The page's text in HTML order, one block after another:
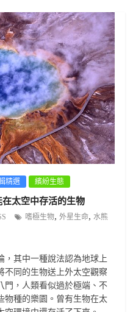
精選 繽紛生態
太空中存活的生物
嗜極生物,外星生命, 水熊
，其中一種說法認為地球上
不同的生物送上外太空觀察
門，人類看似過於極端、不
物種的樂園。曾有生物在太